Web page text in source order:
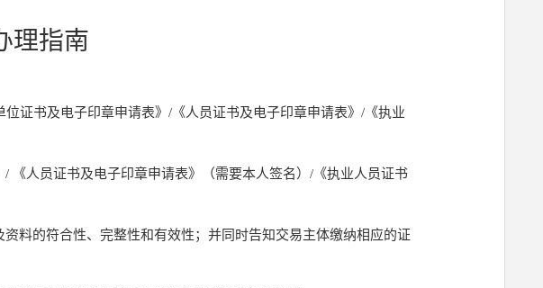
理指南
证书及电子印章申请表》/《人员证书及电子印章申请表》/《执业
《人员证书及电子印章申请表》（需要本人签名）/《执业人员证书
料的符合性、完整性和有效性；并同时告知交易主体缴纳相应的证